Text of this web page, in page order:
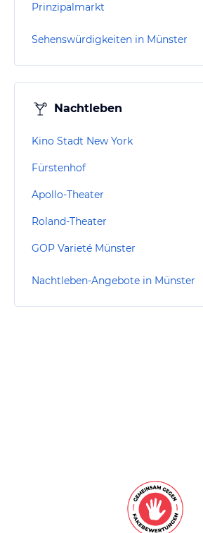
Prinzipalmarkt
Sehenswürdigkeiten in Münster
Nachtleben
Kino Stadt New York
Fürstenhof
Apollo-Theater
Roland-Theater
GOP Varieté Münster
Nachtleben-Angebote in Münster